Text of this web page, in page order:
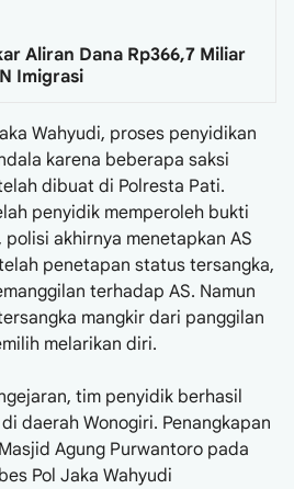
Aliran Dana Rp366,7 Miliar
Imigrasi
Wahyudi, proses penyidikan
karena beberapa saksi
dibuat di Polresta Pati.
penyidik memperoleh bukti
akhirnya menetapkan AS
penetapan status tersangka,
terhadap AS. Namun
mangkir dari panggilan
melarikan diri.
tim penyidik berhasil
daerah Wonogiri. Penangkapan
Agung Purwantoro pada
Pol Jaka Wahyudi